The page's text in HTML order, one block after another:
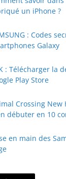
un iPhone ?
: Codes
Galaxy
: Télécharger la
Play Store
Crossing New
débuter en 10
en main des